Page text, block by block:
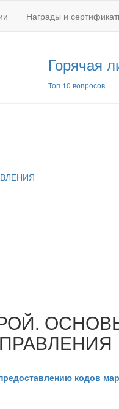
Награды и
Горячая
Топ 10 вопросов
кодов